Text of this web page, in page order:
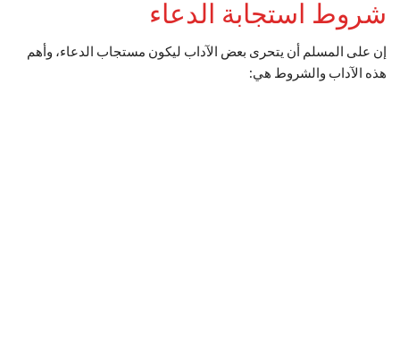
شروط استجابة الدعاء
إن على المسلم أن يتحرى بعض الآداب ليكون مستجاب الدعاء، وأهم
هذه الآداب والشروط هي: